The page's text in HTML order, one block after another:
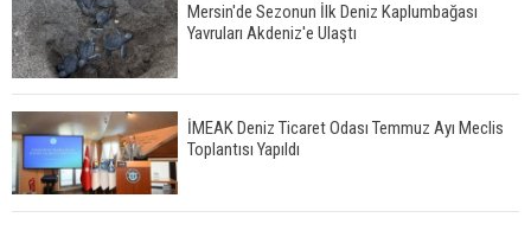
Mersin'de Sezonun İlk Deniz Kaplumbağası
Yavruları Akdeniz'e Ulaştı
İMEAK Deniz Ticaret Odası Temmuz Ayı Meclis
Toplantısı Yapıldı